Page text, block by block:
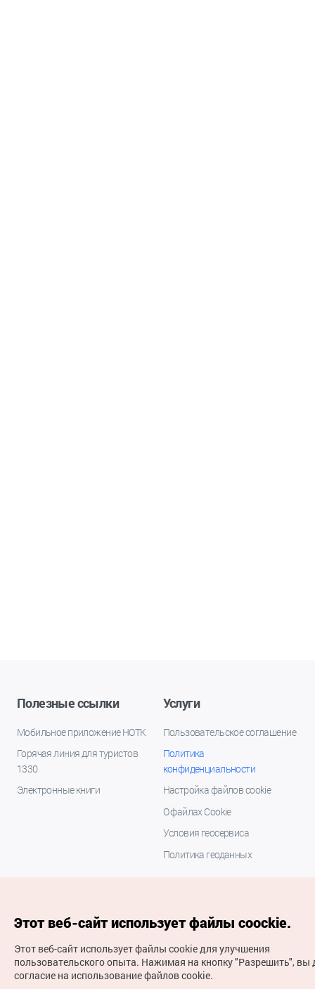
Полезные ссылки
Мобильное приложение НОТК
Горячая линия для туристов
1330
Электронные книги
Услуги
Пользовательское соглашение
Политика
конфиденциальности
Настройка файлов cookie
О файлах Cookie
Условия геосервиса
Политика геоданных
(с) Национальная организация туризма Кореи Все
Этот веб-сайт использует файлы coockie.
Этот веб-сайт использует файлы cookie для улучшения
пользовательского опыта. Нажимая на кнопку "Разрешить", вы
согласие на использование файлов cookie.